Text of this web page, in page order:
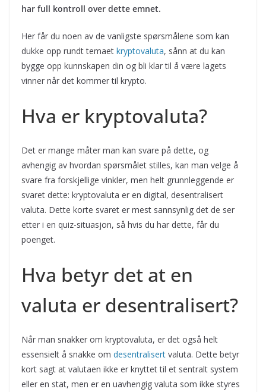
har full kontroll over dette emnet.
Her får du noen av de vanligste spørsmålene som kan
dukke opp rundt temaet kryptovaluta, sånn at du kan
bygge opp kunnskapen din og bli klar til å være lagets
vinner når det kommer til krypto.
Hva er kryptovaluta?
Det er mange måter man kan svare på dette, og
avhengig av hvordan spørsmålet stilles, kan man velge å
svare fra forskjellige vinkler, men helt grunnleggende er
svaret dette: kryptovaluta er en digital, desentralisert
valuta. Dette korte svaret er mest sannsynlig det de ser
etter i en quiz-situasjon, så hvis du har dette, får du
poenget.
Hva betyr det at en
valuta er desentralisert?
Når man snakker om kryptovaluta, er det også helt
essensielt å snakke om desentralisert valuta. Dette betyr
kort sagt at valutaen ikke er knyttet til et sentralt system
eller en stat, men er en uavhengig valuta som ikke styres